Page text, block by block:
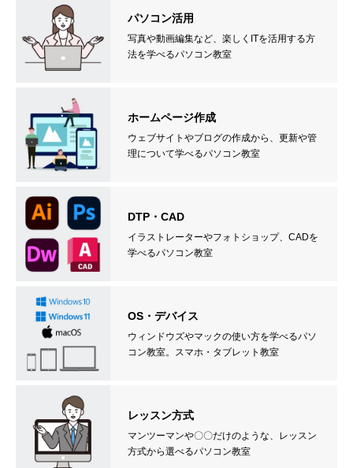
パソコン活用
写真や動画編集など、楽しくITを活用する方
法を学べるパソコン教室
ホームページ作成
ウェブサイトやブログの作成から、更新や管
理について学べるパソコン教室
DTP・CAD
イラストレーターやフォトショップ、CADを
学べるパソコン教室
OS・デバイス
ウィンドウズやマックの使い方を学べるパソ
コン教室。スマホ・タブレット教室
レッスン方式
マンツーマンや〇〇だけのような、レッスン
方式から選べるパソコン教室